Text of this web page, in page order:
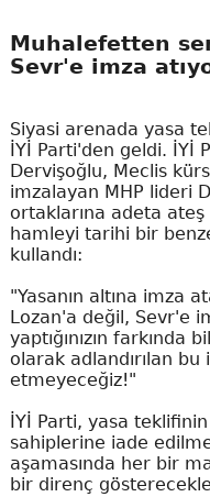
Muhalefetten
Sevr'e imza
Siyasi arenada yasa
İYİ Parti'den geldi. İYİ
Dervişoğlu, Meclis
imzalayan MHP lideri
ortaklarına adeta
hamleyi tarihi bir
kullandı:
"Yasanın altına imza
Lozan'a değil, Sevr'e
yaptığınızın farkında
olarak adlandırılan
etmeyeceğiz!"
İYİ Parti, yasa teklifinin
sahiplerine iade
aşamasında her bir
bir direnç